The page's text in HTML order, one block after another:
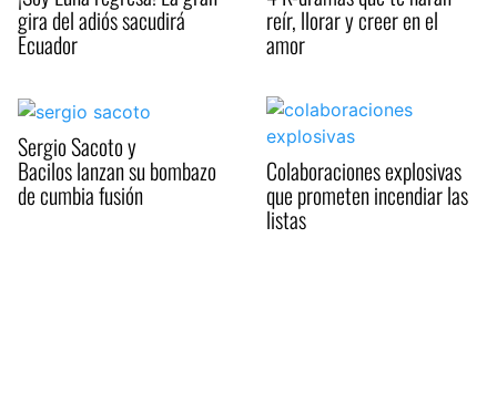
gira del adiós sacudirá
Ecuador
reír, llorar y creer en el
amor
Sergio Sacoto y
Bacilos lanzan su bombazo
de cumbia fusión
Colaboraciones explosivas
que prometen incendiar las
listas